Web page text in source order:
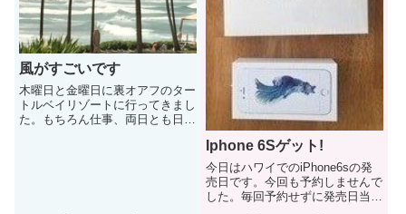
風がすごいです
木曜日と金曜日に裏オアフのター
トルベイリゾートに行ってきまし
た。もちろん仕事、両日とも日帰
Iphone 6Sゲット!
今日はハワイでのiPhone6sの発
売日です。今回も予約しませんで
した。毎回予約せずに発売日当日